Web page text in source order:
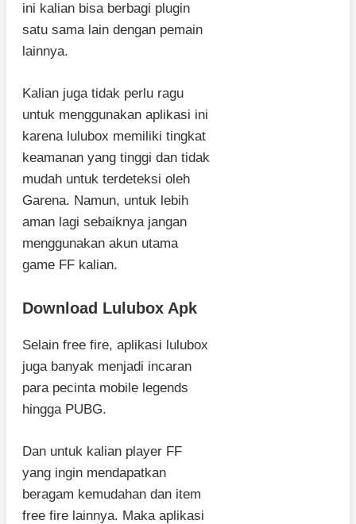
ini kalian bisa berbagi plugin
satu sama lain dengan pemain
lainnya.
Kalian juga tidak perlu ragu
untuk menggunakan aplikasi ini
karena lulubox memiliki tingkat
keamanan yang tinggi dan tidak
mudah untuk terdeteksi oleh
Garena. Namun, untuk lebih
aman lagi sebaiknya jangan
menggunakan akun utama
game FF kalian.
Download Lulubox Apk
Selain free fire, aplikasi lulubox
juga banyak menjadi incaran
para pecinta mobile legends
hingga PUBG.
Dan untuk kalian player FF
yang ingin mendapatkan
beragam kemudahan dan item
free fire lainnya. Maka aplikasi